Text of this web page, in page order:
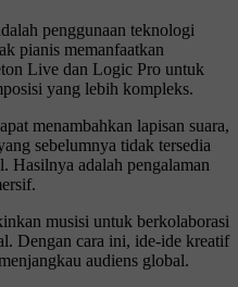
penggunaan teknologi
pianis memanfaatkan
Live dan Logic Pro untuk
yang lebih kompleks.
menambahkan lapisan suara,
sebelumnya tidak tersedia
Hasilnya adalah pengalaman
musisi untuk berkolaborasi
Dengan cara ini, ide-ide kreatif
audiens global.